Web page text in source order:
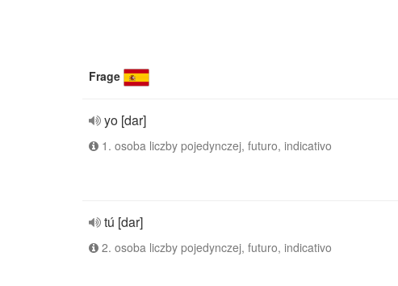
Frage
yo [dar]
1. osoba liczby pojedynczej, futuro, indicativo
tú [dar]
2. osoba liczby pojedynczej, futuro, indicativo